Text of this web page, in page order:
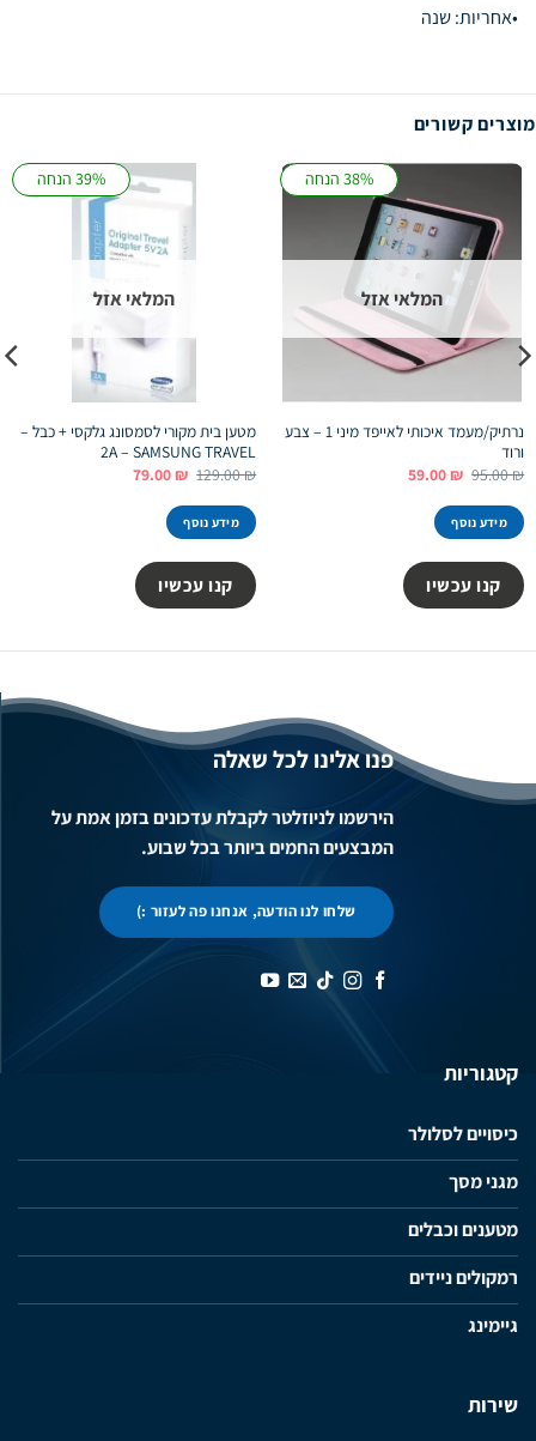
•אחריות: שנה
מוצרים קשורים
38% הנחה
המלאי אזל
נרתיק/מעמד איכותי לאייפד מיני 1 – צבע
ורוד
95.00₪ המחיר
היה:
95.00 ₪.
59.00₪ המחיר
מידע נוסף
קנו עכשיו
39% הנחה
המלאי אזל
מטען בית מקורי לסמסונג גלקסי + כבל –
2A – SAMSUNG TRAVEL
129.00₪ המחיר
היה:
129.00 ₪.
79.00₪ המחיר
מידע נוסף
קנו עכשיו
פנו אלינו לכל שאלה
הירשמו לניוזלטר לקבלת עדכונים בזמן אמת על
המבצעים החמים ביותר בכל שבוע.
שלחו לנו הודעה, אנחנו פה לעזור :)
קטגוריות
כיסויים לסלולר
מגני מסך
מטענים וכבלים
רמקולים ניידים
גיימינג
שירות